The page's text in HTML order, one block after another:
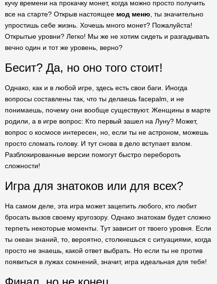
кучу времени на прокачку монет, когда можно просто получить
все на старте? Открыв настоящее мод меню , ты значительно
упростишь себе жизнь. Хочешь много монет? Пожалуйста!
Открытые уровни? Легко! Мы же не хотим сидеть и разгадывать
вечно один и тот же уровень, верно?
Бесит? Да, но оно того стоит!
Однако, как и в любой игре, здесь есть свои баги. Иногда
вопросы составлены так, что ты делаешь facepalm, и не
понимаешь, почему они вообще существуют. Женщины в марте
родили, а в игре вопрос: Кто первый зашел на Луну? Может,
вопрос о космосе интересен, но, если ты не астроном, можешь
просто сломать голову. И тут снова в дело вступает взлом.
Разблокированные версии помогут быстро перебороть
сложности!
Игра для знатоков или для всех?
На самом деле, эта игра может зацепить любого, кто любит
бросать вызов своему кругозору. Однако знатокам будет сложно
терпеть некоторые моменты. Тут зависит от твоего уровня. Если
ты океан знаний, то, вероятно, столкнешься с ситуациями, когда
просто не знаешь, какой ответ выбрать. Но если ты не против
появиться в лужах сомнений, значит, игра идеальная для тебя!